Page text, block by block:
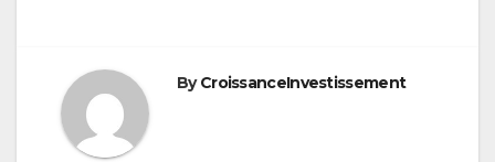
ByCroissanceInvestissement